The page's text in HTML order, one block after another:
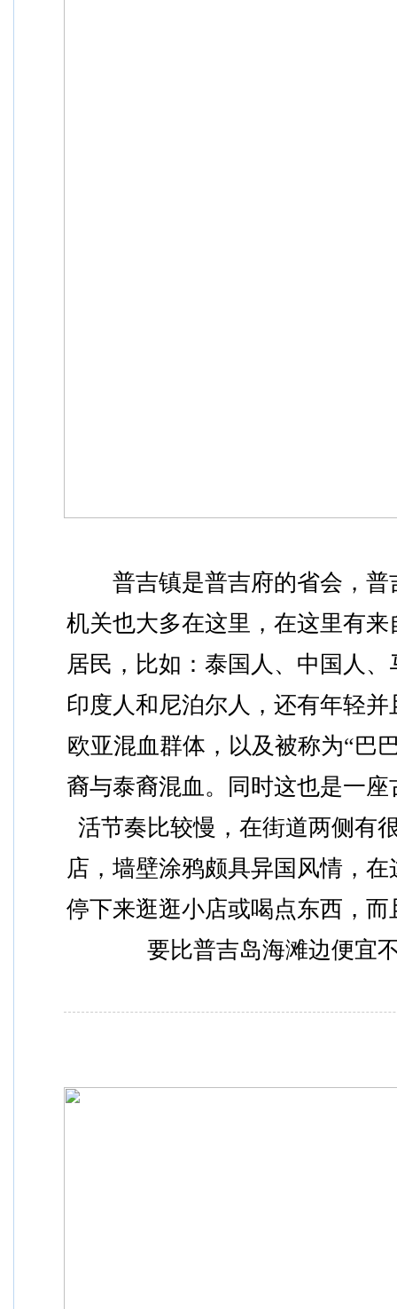
普吉镇是普吉府的省会，普
机关也大多在这里，在这里有来
居民，比如：泰国人、中国人
印度人和尼泊尔人，还有年轻并
欧亚混血群体，以及被称为“巴
裔与泰裔混血。同时这也是一座
活节奏比较慢，在街道两侧有
店，墙壁涂鸦颇具异国风情，
停下来逛逛小店或喝点东西，而
要比普吉岛海滩边便宜